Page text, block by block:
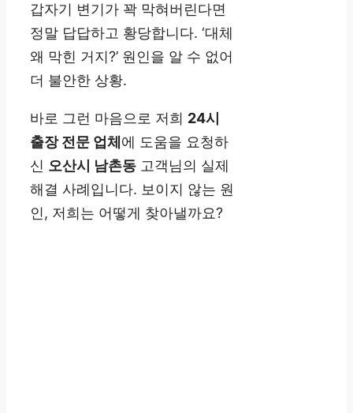
갑자기 변기가 꽉 막혀버린다면
정말 답답하고 황당합니다. ‘대체
왜 막힌 거지?’ 원인을 알 수 없어
더 불안한 상황.
바로 그런 마음으로 저희 24시
출장 전문 업체 에 도움을 요청하
신 오산시 남촌동 고객님의 실제
해결 사례입니다. 보이지 않는 원
인, 저희는 어떻게 찾아낼까요?